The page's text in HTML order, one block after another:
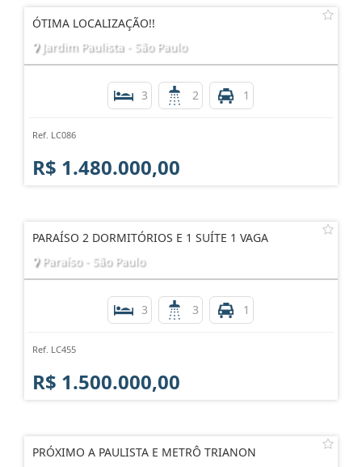
ÓTIMA LOCALIZAÇÃO!!
Jardim Paulista - São Paulo
3 2 1
Ref. LC086
R$ 1.480.000,00
PARAÍSO 2 DORMITÓRIOS E 1 SUÍTE 1 VAGA
Paraíso - São Paulo
3 3 1
Ref. LC455
R$ 1.500.000,00
PRÓXIMO A PAULISTA E METRÔ TRIANON